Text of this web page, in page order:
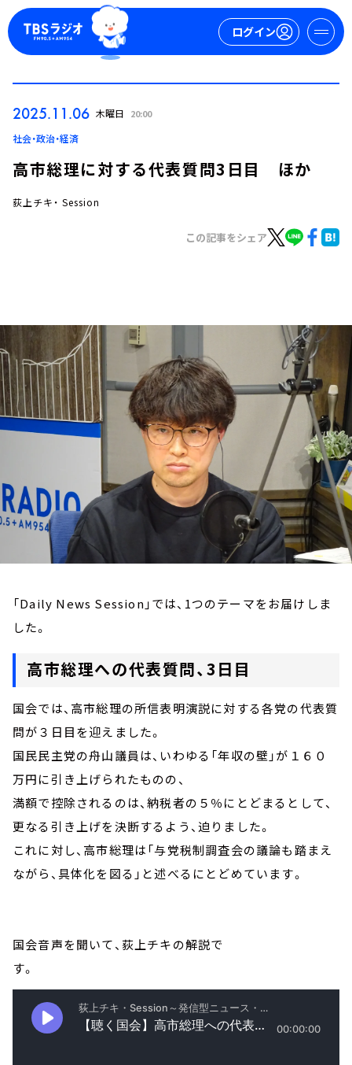
ログイン
トピックス
TBS Podcast
お知らせ
イベント・グッズ
YouTube
会社情報
2025.11.06 木曜日 20:00
社会・政治・経済
高市総理に対する代表質問3日目 ほか
荻上チキ・ Session
この記事をシェア
「Daily News Session」では、1つのテーマをお届けしま
した。
高市総理への代表質問、3日目
国会では、高市総理の所信表明演説に対する各党の代表質
問が３日目を迎えました。
国民民主党の舟山議員は、いわゆる「年収の壁」が１６０
万円に引き上げられたものの、
満額で控除されるのは、納税者の５％にとどまるとして、
更なる引き上げを決断するよう、迫りました。
これに対し、高市総理は「与党税制調査会の議論も踏まえ
ながら、具体化を図る」と述べるにとどめています。
国会音声を聞いて、荻上チキの解説で
す。